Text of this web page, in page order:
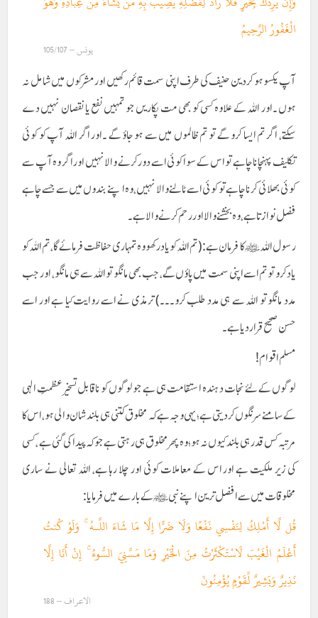
الْغَفُورُ الرَّحِيمُ
یونس – 105/107
آپ یکسو ہو کر دین حنیف کی طرف اپنی سمت قائم رکھیں اور مشرکوں میں شامل نہ
ہوں ۔اور اللہ کے علاوہ کسی کو بھی مت پکاریں جو تمہیں نفع یا نقصان نہیں دے
سکتے، اگر تم ایسا کرو گے تو تم ظالموں میں سے ہو جاؤ گے ۔اور اگر اللہ آپ کو کوئی
تکلیف پہنچانا چاہے تو اس کے سوا کوئی اسے دور کرنے والا نہیں اور اگر وہ آپ سے
کوئی بھلائی کرنا چاہے تو کوئی اسے ٹالنے والا نہیں، وہ اپنے بندوں میں سے جسے چاہے
فضل نوازتا ہے ، وہ بخشنے والا اور رحم کرنے والا ہے۔
رسول اللہ ﷺ کا فرمان ہے: (تم اللہ کو یاد رکھو وہ تمہاری حفاظت فرمائے گا، تم اللہ کو
یاد کرو تو تم اسے اپنی سمت میں پاؤں گے، جب بھی مانگو تو اللہ سے ہی مانگو، اور جب
مدد مانگو تو اللہ سے ہی مدد طلب کرو۔۔۔) ترمذی نے اسے روایت کیا ہے اور اسے
حسن صحیح قرار دیا ہے۔
مسلم اقوام!
لوگوں کے لئے نجات دہندہ استقامت ہی ہے جو لوگوں کو ناقابل تسخیر عظمتِ الہی
کے سامنے سرنگوں کر دیتی ہے؛ یہی وجہ ہے کہ مخلوق کتنی ہی بلند شان والی ہو، اس کا
مرتبہ کس قدر ہی بلند کیوں نہ ہو؛ وہ پھر مخلوق ہی رہتی ہے جو کہ پیدا کی گئی ہے ، کسی
کی زیر ملکیت ہے اور اس کے معاملات کوئی اور چلا رہا ہے، اللہ تعالی نے ساری
مخلوقات میں سے افضل ترین اپنے نبی ﷺ کے بارے میں فرمایا:
قُل لَّا أَمْلِكُ لِنَفْسِي نَفْعًا وَلَا ضَرًّا إِلَّا مَا شَاءَ اللَّـهُ ۚ وَلَوْ كُنتُ
أَعْلَمُ الْغَيْبَ لَاسْتَكْثَرْتُ مِنَ الْخَيْرِ وَمَا مَسَّنِيَ السُّوءُ ۚ إِنْ أَنَا إِلَّا
نَذِيرٌ وَبَشِيرٌ لِّقَوْمٍ يُؤْمِنُونَ
الاعراف – 188